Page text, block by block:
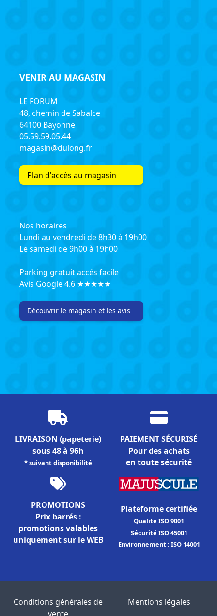
VENIR AU MAGASIN
LE FORUM
48, chemin de Sabalce
64100 Bayonne
05.59.59.05.44
magasin@dulong.fr
Plan d'accès au magasin
Nos horaires
Lundi au vendredi de 8h30 à 19h00
Le samedi de 9h00 à 19h00
Parking gratuit accés facile
Avis Google 4.6 ★★★★★
Découvrir le magasin et les avis
LIVRAISON (papeterie)
sous 48 à 96h
* suivant disponibilité
PAIEMENT SÉCURISÉ
Pour des achats
en toute sécurité
PROMOTIONS
Prix barrés :
promotions valables
uniquement sur le WEB
Plateforme certifiée
Qualité ISO 9001
Sécurité ISO 45001
Environnement : ISO 14001
Conditions générales de
vente
Mentions légales